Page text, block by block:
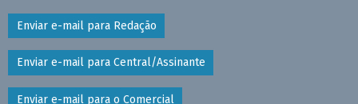
Enviar e-mail para Redação
Enviar e-mail para Central/Assinante
Enviar e-mail para o Comercial